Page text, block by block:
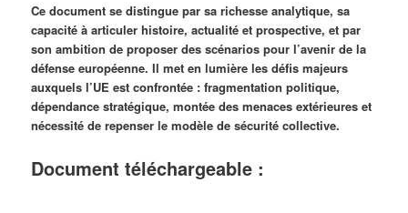
Ce document se distingue par sa richesse analytique, sa
capacité à articuler histoire, actualité et prospective, et par
son ambition de proposer des scénarios pour l’avenir de la
défense européenne. Il met en lumière les défis majeurs
auxquels l’UE est confrontée : fragmentation politique,
dépendance stratégique, montée des menaces extérieures et
nécessité de repenser le modèle de sécurité collective.
Document téléchargeable :